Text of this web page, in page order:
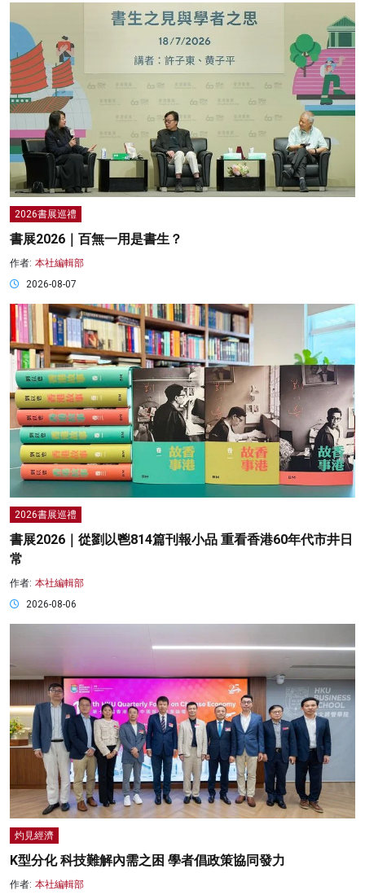
2026書展巡禮
書展2026｜百無一用是書生？
作者: 本社編輯部
2026-08-07
2026書展巡禮
書展2026｜從劉以鬯814篇刊報小品 重看香港60年代市井日
常
作者: 本社編輯部
2026-08-06
灼見經濟
K型分化 科技難解內需之困 學者倡政策協同發力
作者: 本社編輯部